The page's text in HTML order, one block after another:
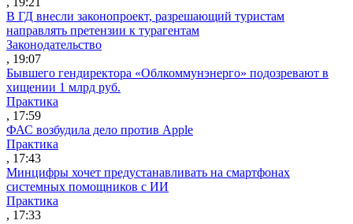
В ГД внесли законопроект, разрешающий туристам
направлять претензии к турагентам
Законодательство
, 19:07
Бывшего гендиректора «Облкоммунэнерго» подозревают в
хищении 1 млрд руб.
Практика
, 17:59
ФАС возбудила дело против Apple
Практика
, 17:43
Минцифры хочет предустанавливать на смартфонах
системных помощников с ИИ
Практика
, 17:33